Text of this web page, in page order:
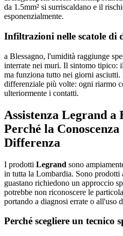
da 1.5mm² si surriscaldano e il
esponenzialmente.
Infiltrazioni nelle scatole di
a Blessagno, l'umidità raggiunge
interrate nei muri. Il sintomo tipico:
ma funziona tutto nei giorni
differenziale più volte: ogni riarmo
ulteriormente i contatti.
Assistenza Legrand a
Perché la
Differenza
I prodotti Legrand sono
in tutta la Lombardia. Sono prodotti
guastano richiedono un approccio
potrebbe non riconoscere le
portando a diagnosi errate o all'uso
Perché scegliere un tecnico